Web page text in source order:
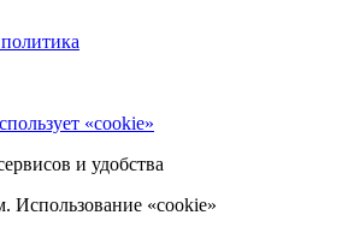
«cookie»
и удобства
Использование «cookie»